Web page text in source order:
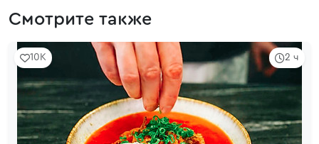
Смотрите также
2 ч
10K